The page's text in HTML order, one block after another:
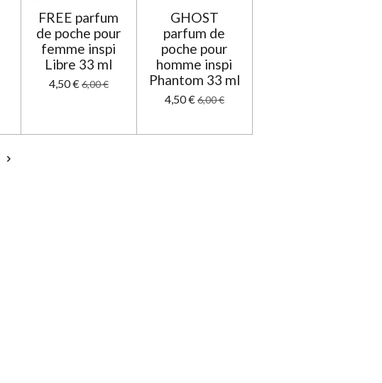
FREE parfum
de poche pour
femme inspi
Libre 33 ml
4,50 €6,00 €
GHOST
parfum de
poche pour
homme inspi
Phantom 33 ml
4,50 €6,00 €